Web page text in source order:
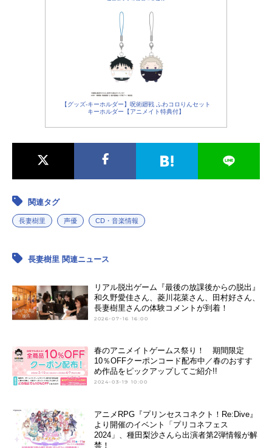
【グッズ-キーホルダー】呪術廻戦 ふわコロりんセット
キーホルダー【アニメイト特典付】
関連タグ
長妻樹里 声優 CD・音楽情報
長妻樹里 関連ニュース
リアル脱出ゲーム『最後の放課後からの脱出』
和久野愛佳さん、菱川花菜さん、田村好さん、
長妻樹里さんの体験コメントが到着！
2026-07-16 16:00
春のアニメイトゲームス祭り！ 期間限定
10％OFFクーポンコード配布中／春のおすす
め作品をピックアップしてご紹介!!
2024-03-19 10:00
アニメRPG『プリンセスコネクト！Re:Dive』
より開催のイベント「プリコネフェス
2024」、種田梨沙さんら出演者第2弾情報が解
禁！